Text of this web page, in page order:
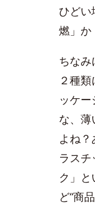
ひどい
燃」か
ちなみ
２種
ッケ
な、薄
よね？
ラス
ク」
ど“商